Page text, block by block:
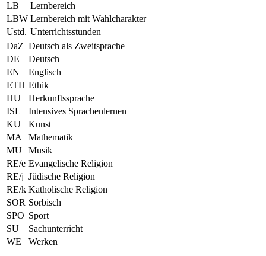
LB
Lernbereich
LBW Lernbereich mit Wahlcharakter
Ustd. Unterrichtsstunden
DaZ Deutsch als Zweitsprache
DE
Deutsch
EN
Englisch
ETH Ethik
HU
Herkunftssprache
ISL
Intensives Sprachenlernen
KU
Kunst
MA
Mathematik
MU
Musik
RE/e Evangelische Religion
RE/j Jüdische Religion
RE/k Katholische Religion
SOR Sorbisch
SPO Sport
SU
Sachunterricht
WE
Werken